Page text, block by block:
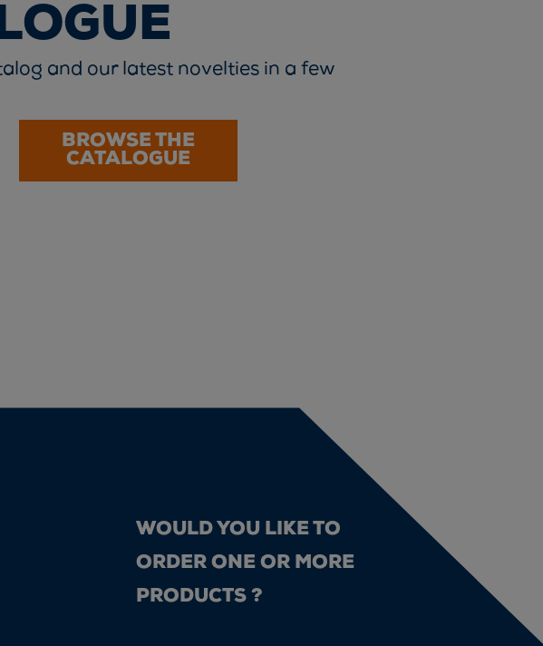
and our latest novelties in a few
BROWSE THE
CATALOGUE
WOULD YOU LIKE TO
ORDER ONE OR MORE
PRODUCTS ?